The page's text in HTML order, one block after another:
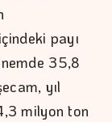
payı
35,8
yıl
milyon ton